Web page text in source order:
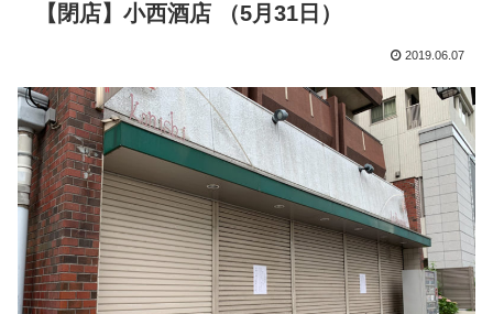
【閉店】小西酒店 （5月31日）
2019.06.07